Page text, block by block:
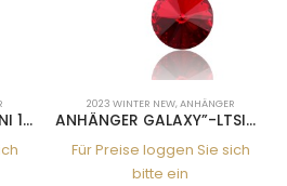
ANHÄNGER GALAXY”-SINI 12MM”
2023 WINTER NEW,ANHÄNGER
ANHÄNGER GALAXY”-LTSIA 14MM”
Für Preise loggen Sie sich
bitte ein